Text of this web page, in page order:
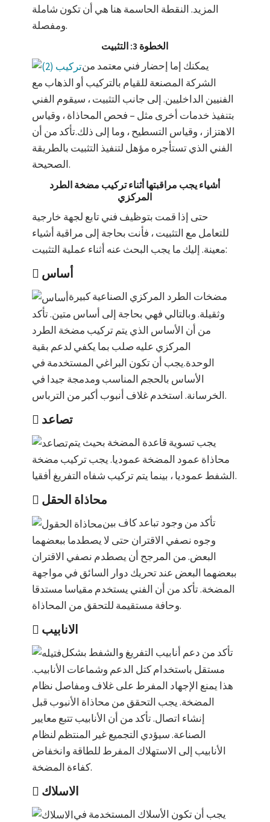
المزيد. النقطة الحاسمة هنا هي أن تكون شاملة
ومفصلة.
الخطوة 3: التثبيت
يمكنك إما إحضار فني معتمد من
الشركة المصنعة للقيام بالتركيب أو الذهاب مع
الفنيين الداخليين. إلى جانب التثبيت ، سيقوم الفني
بتنفيذ خدمات أخرى مثل – فحص المحاذاة ، وقياس
الاهتزاز ، وقياس التسطيح ، وما إلى ذلك.تأكد من أن
الفني الذي تستأجره مؤهل لتنفيذ التثبيت بالطريقة
الصحيحة.
أشياء يجب مراقبتها أثناء تركيب مضخة الطرد
المركزي
حتى إذا قمت بتوظيف فني تابع لجهة خارجية
للتعامل مع التثبيت ، فأنت بحاجة إلى مراقبة أشياء
معينة. إليك ما يجب البحث عنه أثناء عملية التثبيت:
أساس
مضخات الطرد المركزي الصناعية كبيرة
وثقيلة. وبالتالي فهي بحاجة إلى أساس متين. تأكد
من أن الأساس الذي يتم تركيب مضخة الطرد
المركزي عليه صلب بما يكفي لدعم بقية
الوحدة.يجب أن تكون البراغي المستخدمة في
الأساس بالحجم المناسب ومدمجة جيدا في
الخرسانة. استخدم غلاف أنبوب أكبر من الترباس.
تصاعد
يجب تسوية قاعدة المضخة بحيث يتم
محاذاة عمود المضخة عموديا. يجب تركيب مضخة
الشفط عموديا ، بينما يتم تركيب شفاه التفريغ أفقيا.
محاذاة الحقل
تأكد من وجود تباعد كاف بين
وجوه نصفي الاقتران حتى لا يصطدما ببعضهما
البعض. من المرجح أن يصطدم نصفي الاقتران
ببعضهما البعض عند تحريك دوار السائق في مواجهة
المضخة. تأكد من أن الفني يستخدم مقياسا مستدقا
وحافة مستقيمة للتحقق من المحاذاة.
الانابيب
تأكد من دعم أنابيب التفريغ والشفط بشكل
مستقل باستخدام كتل الدعم وشماعات الأنابيب.
هذا يمنع الإجهاد المفرط على غلاف ومفاصل نظام
المضخة. يجب التحقق من محاذاة الأنبوب قبل
إنشاء اتصال. تأكد من أن الأنابيب تتبع معايير
الصناعة. سيؤدي التجميع غير المنتظم لنظام
الأنابيب إلى الاستهلاك المفرط للطاقة وانخفاض
كفاءة المضخة.
الاسلاك
يجب أن تكون الأسلاك المستخدمة في